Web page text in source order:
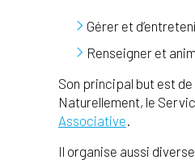
Gérer et
Renseigner et
Son principal but est
Naturellement, le
Associative.
Il organise aussi